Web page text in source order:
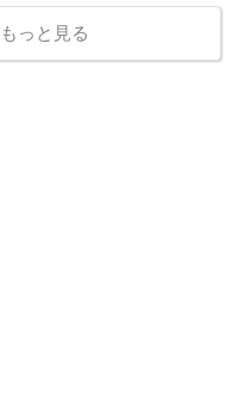
っと見る